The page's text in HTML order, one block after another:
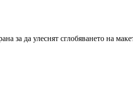
за да улеснят сглобяването на